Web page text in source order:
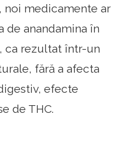
noi medicamente ar
de anandamina în
ca rezultat într-un
fără a afecta
efecte
de THC.